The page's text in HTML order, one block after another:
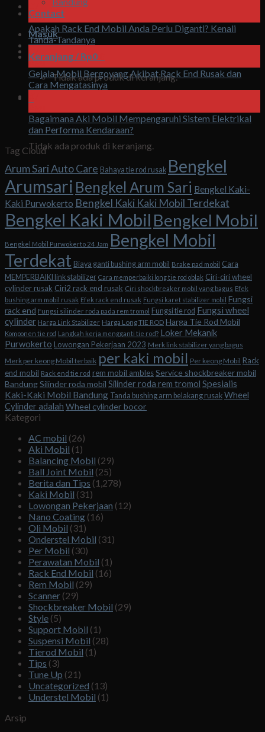
Contact
Masuk
Keranjang / Rp0
Tidak ada produk di keranjang.
Keranjang
Tidak ada produk di keranjang.
Agu
Apakah Rack End Mobil Anda Perlu Diganti? Kenali
Tanda-Tandanya
07
Agu
Gejala Mobil Bergoyang Akibat Rack End Rusak dan
Cara Mengatasinya
Bagaimana Aki Mobil Mempengaruhi Sistem Elektrikal
dan Performa Kendaraan?
Tag Cloud
Arum Sari Auto Care Bahaya tie rod rusak Bengkel
Arumsari Bengkel Arum Sari Bengkel Kaki-
Kaki Purwokerto Bengkel Kaki Kaki Mobil Terdekat
Bengkel Kaki Mobil Bengkel Mobil
Bengkel Mobil Purwokerto 24 Jam Bengkel Mobil
Terdekat Biaya ganti bushing arm mobil Brake pad mobil Cara
MEMPERBAIKI link stabilizer Cara memperbaiki long tie rod oblak Ciri-ciri wheel
cylinder rusak Ciri2 rack end rusak Ciri shockbreaker mobil yang bagus Efek
bushing arm mobil rusak Efek rack end rusak Fungsi karet stabilizer mobil Fungsi
rack end Fungsi silinder roda pada rem tromol Fungsi tie rod Fungsi wheel
cylinder Harga Link Stabilizer Harga Long TIE ROD Harga Tie Rod Mobil
Komponen tie rod Langkah kerja mengganti tie rod? Loker Mekanik
Purwokerto Lowongan Pekerjaan 2023 Merk link stabilizer yang bagus
Merk per keong Mobil terbaik per kaki mobil Per keong Mobil Rack
end mobil Rack end tie rod rem mobil amblesService shockbreaker mobil
BandungSilinder roda mobil Silinder roda rem tromol Spesialis
Kaki-Kaki Mobil Bandung Tanda bushing arm belakang rusak Wheel
Cylinder adalah Wheel cylinder bocor
Kategori
AC mobil (26)
Aki Mobil (1)
Balancing Mobil (29)
Ball Joint Mobil (25)
Berita dan Tips (1,278)
Kaki Mobil (31)
Lowongan Pekerjaan (12)
Nano Coating (16)
Oli Mobil (31)
Onderstel Mobil (31)
Per Mobil (30)
Perawatan Mobil (1)
Rack End Mobil (16)
Rem Mobil (29)
Scanner (29)
Shockbreaker Mobil (29)
Style (5)
Support Mobil (1)
Suspensi Mobil (28)
Tierod Mobil (1)
Tips (3)
Tune Up (21)
Uncategorized (13)
Understel Mobil (1)
Arsip